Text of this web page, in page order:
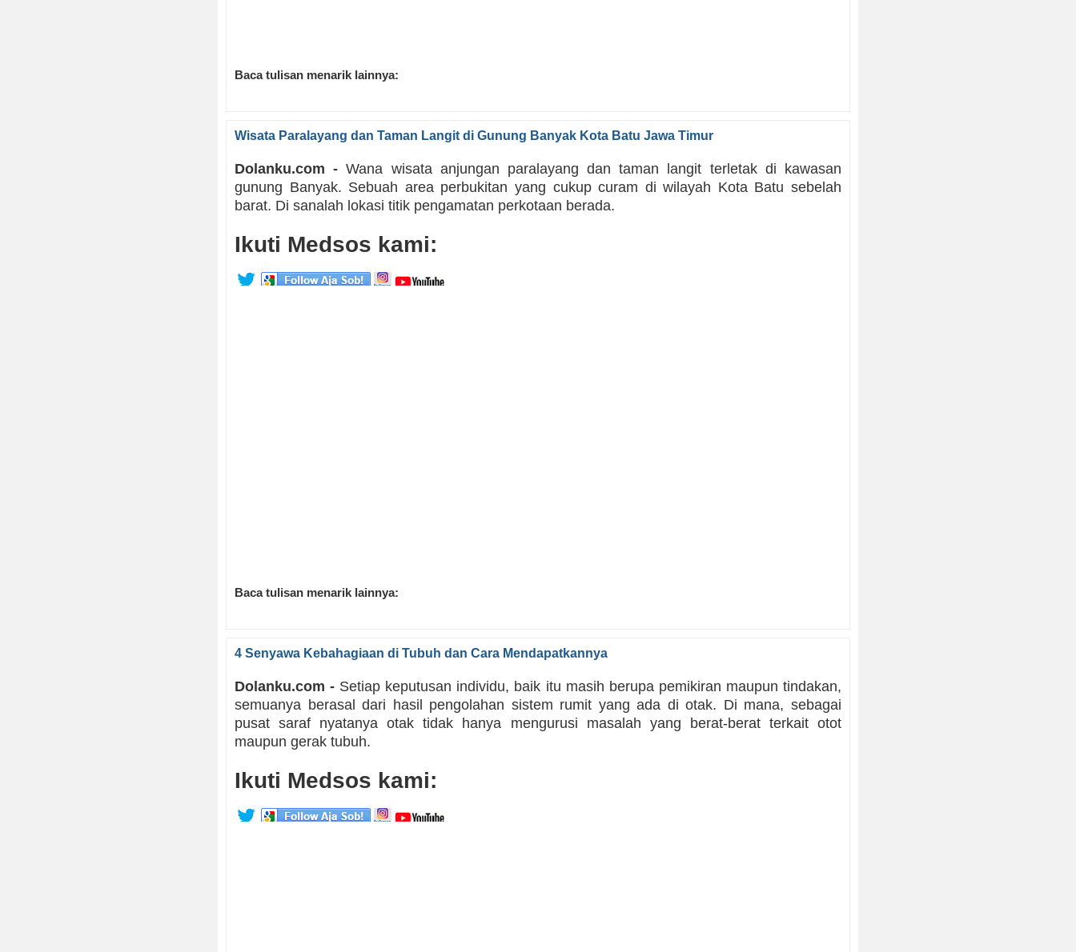
Baca tulisan menarik lainnya:
Wisata Paralayang dan Taman Langit di Gunung Banyak Kota Batu Jawa Timur
Dolanku.com - Wana wisata anjungan paralayang dan taman langit terletak di kawasan
gunung Banyak. Sebuah area perbukitan yang cukup curam di wilayah Kota Batu sebelah
barat. Di sanalah lokasi titik pengamatan perkotaan berada.
Ikuti Medsos kami:
Baca tulisan menarik lainnya:
4 Senyawa Kebahagiaan di Tubuh dan Cara Mendapatkannya
Dolanku.com - Setiap keputusan individu, baik itu masih berupa pemikiran maupun tindakan,
semuanya berasal dari hasil pengolahan sistem rumit yang ada di otak. Di mana, sebagai
pusat saraf nyatanya otak tidak hanya mengurusi masalah yang berat-berat terkait otot
maupun gerak tubuh.
Ikuti Medsos kami: